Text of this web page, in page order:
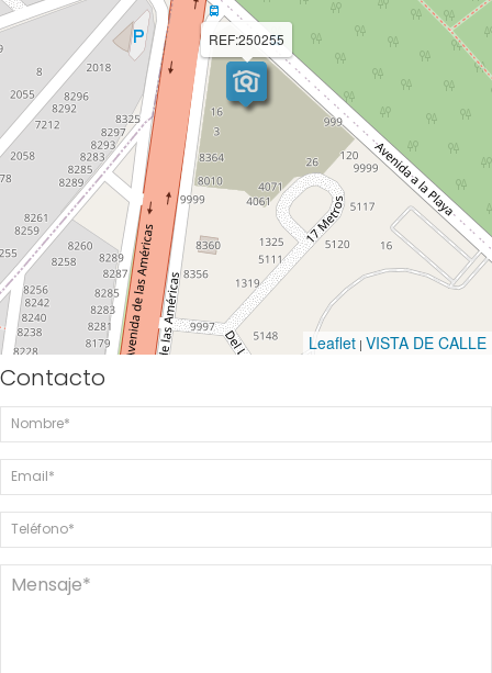
REF:250255
Leaflet | VISTA DE CALLE
Contacto